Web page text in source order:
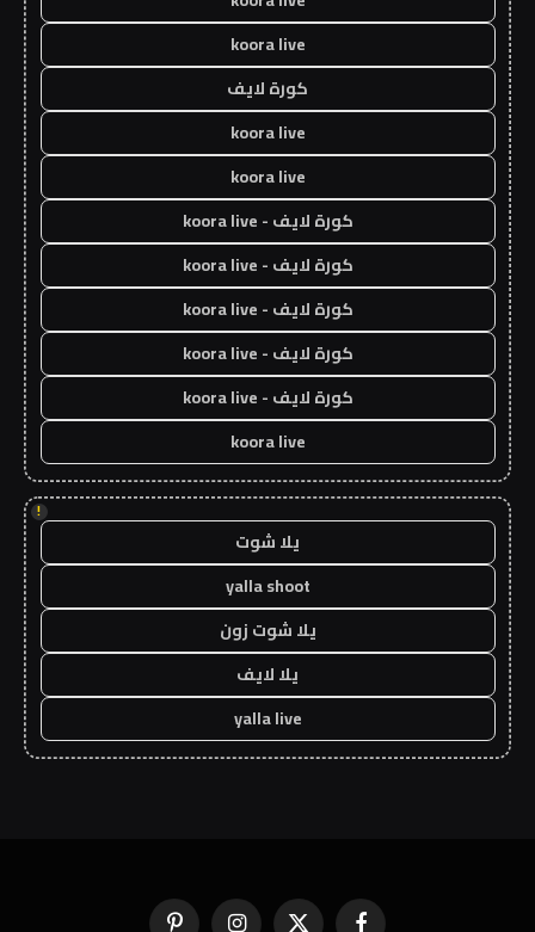
koora live
كورة لايف
koora live
koora live
كورة لايف - koora live
كورة لايف - koora live
كورة لايف - koora live
كورة لايف - koora live
كورة لايف - koora live
koora live
!
يلا شوت
yalla shoot
يلا شوت زون
يلا لايف
yalla live